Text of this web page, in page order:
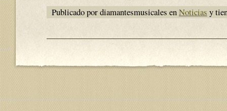
Publicado por diamantesmusicales enNoticias y